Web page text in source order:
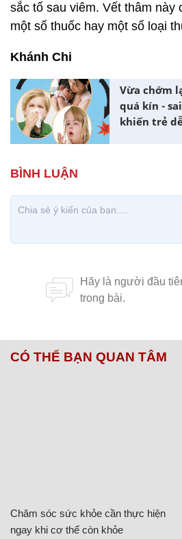
sắc tố sau viêm. Vết thâm này
một số thuốc hay một số loại
Khánh Chi
Vừa chớm
quá kín -
khiến trẻ
CÓ THỂ BẠN QUAN TÂM
Chăm sóc sức khỏe cần thực hiện
ngay khi cơ thể còn khỏe